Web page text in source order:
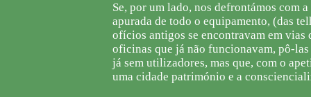
Se, por um lado, nos defrontámos com
apurada de todo o equipamento, (das
ofícios antigos se encontravam em vias
oficinas que já não funcionavam, pô-
já sem utilizadores, mas que, com o
uma cidade património e a